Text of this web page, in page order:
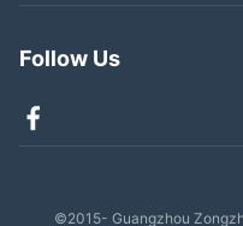
Follow Us
©2015- Guangzhou